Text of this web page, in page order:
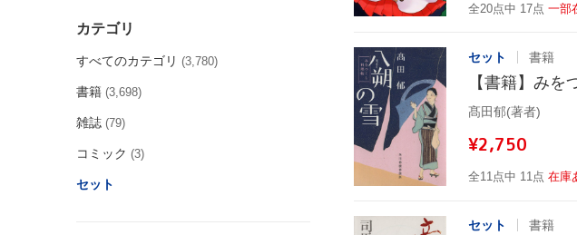
全20点中 17点 一部
セット 書籍
【書籍】みを
髙田郁(著者)
¥2,750
全11点中 11点 在庫
セット 書籍
カテゴリ
すべてのカテゴリ (3,780)
書籍 (3,698)
雑誌 (79)
コミック (3)
セット